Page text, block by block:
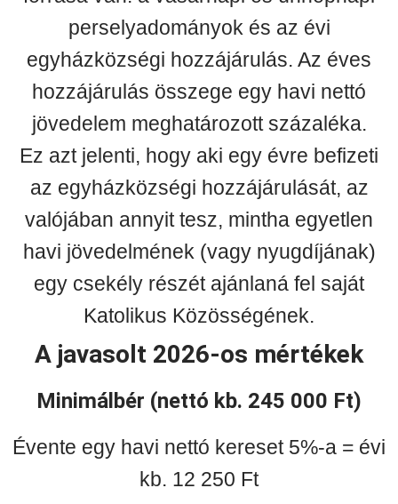
perselyadományok és az évi
egyházközségi hozzájárulás. Az éves
hozzájárulás összege egy havi nettó
jövedelem meghatározott százaléka.
Ez azt jelenti, hogy aki egy évre befizeti
az egyházközségi hozzájárulását, az
valójában annyit tesz, mintha egyetlen
havi jövedelmének (vagy nyugdíjának)
egy csekély részét ajánlaná fel saját
Katolikus Közösségének.
A javasolt 2026-os mértékek
Minimálbér (nettó kb. 245 000 Ft)
Évente egy havi nettó kereset 5%-a = évi
kb. 12 250 Ft